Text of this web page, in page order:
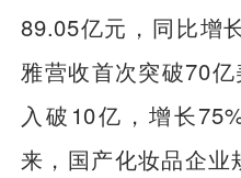
89.05亿元，同比增
雅营收首次突破70
入破10亿，增长
来，国产化妆品企